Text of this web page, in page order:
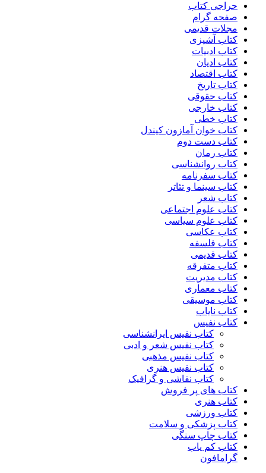
حراجی کتاب
صفحه گرام
مجلات قدیمی
کتاب آشپزی
کتاب ادبیات
کتاب ادیان
کتاب اقتصاد
کتاب تاریخ
کتاب حقوقی
کتاب خارجی
کتاب خطی
کتاب خوان آمازون کیندل
کتاب دست دوم
کتاب رمان
کتاب روانشناسی
کتاب سفرنامه
کتاب سینما و تئاتر
کتاب شعر
کتاب علوم اجتماعی
کتاب علوم سیاسی
کتاب عکاسی
کتاب فلسفه
کتاب قدیمی
کتاب متفرقه
کتاب مدیریت
کتاب معماری
کتاب موسیقی
کتاب نایاب
کتاب نفیس
کتاب نفیس ایرانشناسی
کتاب نفیس شعر و ادبی
کتاب نفیس مذهبی
کتاب نفیس هنری
کتاب نقاشی و گرافیک
کتاب های پر فروش
کتاب هنری
کتاب ورزشی
کتاب پزشکی و سلامت
کتاب چاپ سنگی
کتاب کم یاب
گرامافون